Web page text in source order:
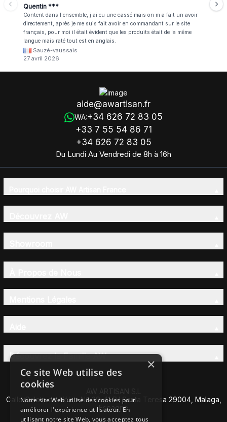
Quentin ***
Content dans l ensemble, j ai eu une cassé mais on m a fait un avoir
directement, après je me suis fait avoir en commandant sur le site
français, pour moi il était évident que les produits était de la même
langue mais raté tout est en anglais.
Sauzé-vaussais
27 avril 2026
aide@awartisan.fr
WA:+34 626 72 83 05
+33 7 55 54 86 71
+34 626 72 83 05
Du Lundi Au Vendredi de 8h à 16h
Découvrez la Famille AW
AW ARTISAN S.L
Calle Caleta de Vélez Nº 39-41 P.I Santa Teresa 29004, Malaga,
Espagne
×
Ce site Web utilise des
cookies
Notre site Web utilise des cookies pour
améliorer l'expérience utilisateur. En
utilisant notre site Web, vous acceptez tous